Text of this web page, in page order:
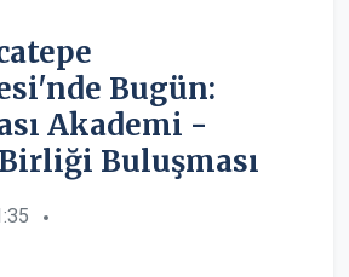
Bugün:
Akademi -
Buluşması